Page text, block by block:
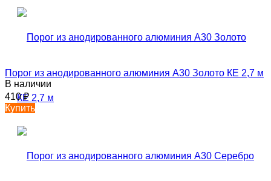
Порог из анодированного алюминия А30 Золото КЕ 2,7 м
В наличии
410₽
Купить